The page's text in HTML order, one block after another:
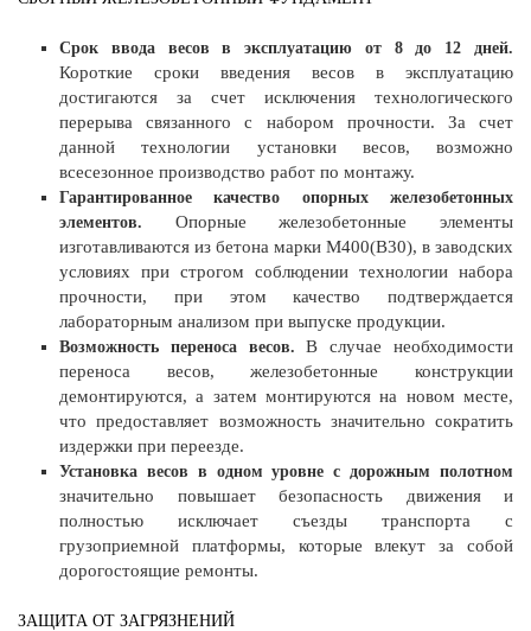
Срок ввода весов в эксплуатацию от 8 до 12 дней.
Короткие сроки введения весов в эксплуатацию
достигаются за счет исключения технологического
перерыва связанного с набором прочности. За счет
данной технологии установки весов, возможно
всесезонное производство работ по монтажу.
Гарантированное качество опорных железобетонных
элементов. Опорные железобетонные элементы
изготавливаются из бетона марки М400(B30), в заводских
условиях при строгом соблюдении технологии набора
прочности, при этом качество подтверждается
лабораторным анализом при выпуске продукции.
Возможность переноса весов. В случае необходимости
переноса весов, железобетонные конструкции
демонтируются, а затем монтируются на новом месте,
что предоставляет возможность значительно сократить
издержки при переезде.
Установка весов в одном уровне с дорожным полотном
значительно повышает безопасность движения и
полностью исключает съезды транспорта с
грузоприемной платформы, которые влекут за собой
дорогостоящие ремонты.
ЗАЩИТА ОТ ЗАГРЯЗНЕНИЙ